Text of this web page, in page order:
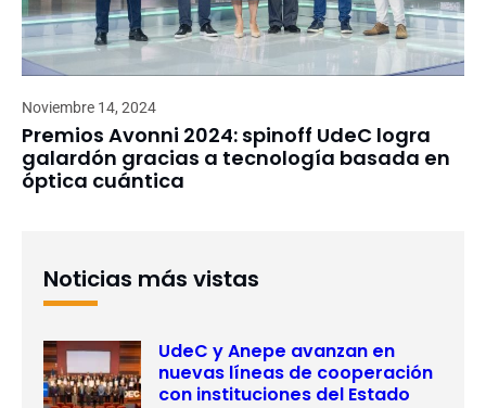
Noviembre 14, 2024
Premios Avonni 2024: spinoff UdeC logra
galardón gracias a tecnología basada en
óptica cuántica
Noticias más vistas
UdeC y Anepe avanzan en
nuevas líneas de cooperación
con instituciones del Estado